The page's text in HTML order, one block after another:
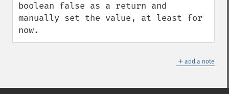
boolean false as a return and
manually set the value, at least for
now.
＋ add a note